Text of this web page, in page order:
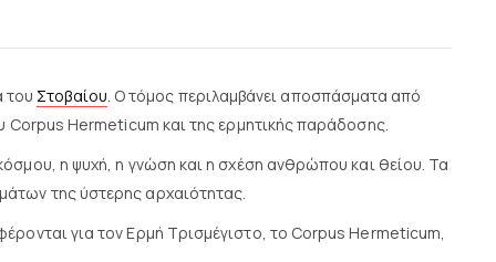
του Στοβαίου. Ο τόμος περιλαμβάνει αποσπάσματα από
Corpus Hermeticum και της ερμητικής παράδοσης.
η ψυχή, η γνώση και η σχέση ανθρώπου και θείου. Τα
της ύστερης αρχαιότητας.
για τον Ερμή Τρισμέγιστο, το Corpus Hermeticum,